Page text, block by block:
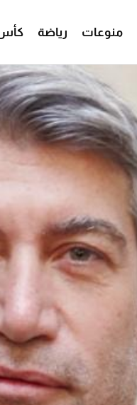
منوعات رياضة كأس